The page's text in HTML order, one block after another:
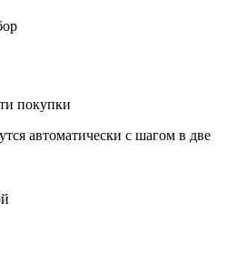
покупки
автоматически с шагом в две